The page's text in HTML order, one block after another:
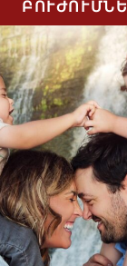
ՈՒԺՈՒՄՆԵՐ